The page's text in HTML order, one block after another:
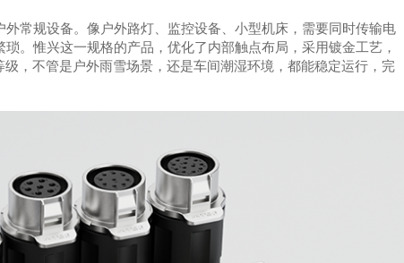
常规设备。像户外路灯、监控设备、小型机床，需要同时传输电
。惟兴这一规格的产品，优化了内部触点布局，采用镀金工艺，
，不管是户外雨雪场景，还是车间潮湿环境，都能稳定运行，完